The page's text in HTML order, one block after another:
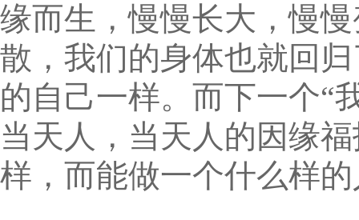
缘而生，慢慢长大，慢
散，我们的身体也就回
的自己一样。而下一个“
当天人，当天人的因缘
样，而能做一个什么样